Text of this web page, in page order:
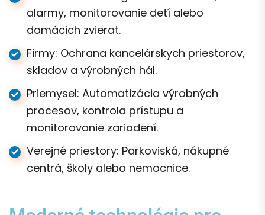
alarmy, monitorovanie detí alebo
domácich zvierat.
Firmy: Ochrana kancelárskych priestorov,
skladov a výrobných hál.
Priemysel: Automatizácia výrobných
procesov, kontrola prístupu a
monitorovanie zariadení.
Verejné priestory: Parkoviská, nákupné
centrá, školy alebo nemocnice.